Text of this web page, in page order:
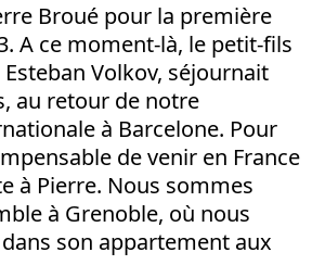
Broué pour la première
A ce moment-là, le petit-fils
Volkov, séjournait
au retour de notre
à Barcelone. Pour
de venir en France
à Pierre. Nous sommes
à Grenoble, où nous
son appartement aux